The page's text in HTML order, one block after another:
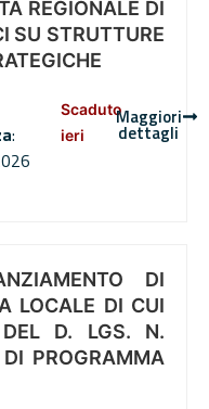
REGIONALE DI
SU STRUTTURE
:
Scaduto
ieri
Maggiori
dettagli
DI
LOCALE DI CUI
D. LGS. N.
PROGRAMMA